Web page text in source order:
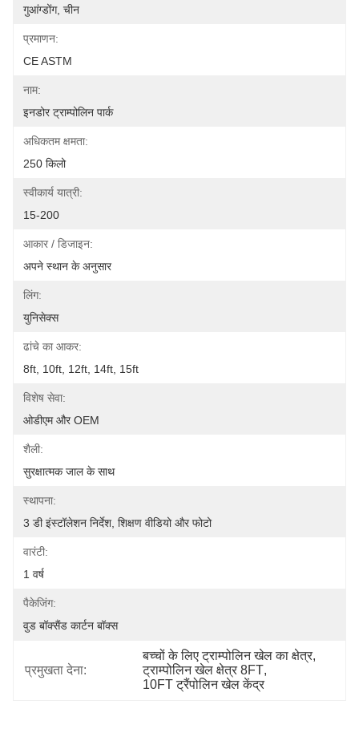
गुआंग्डोंग, चीन
प्रमाणन:
CE ASTM
नाम:
इनडोर ट्राम्पोलिन पार्क
अधिकतम क्षमता:
250 किलो
स्वीकार्य यात्री:
15-200
आकार / डिजाइन:
अपने स्थान के अनुसार
लिंग:
युनिसेक्स
ढांचे का आकर:
8ft, 10ft, 12ft, 14ft, 15ft
विशेष सेवा:
ओडीएम और OEM
शैली:
सुरक्षात्मक जाल के साथ
स्थापना:
3 डी इंस्टॉलेशन निर्देश, शिक्षण वीडियो और फोटो
वारंटी:
1 वर्ष
पैकेजिंग:
वुड बॉक्सैंड कार्टन बॉक्स
प्रमुखता देना:
बच्चों के लिए ट्राम्पोलिन खेल का क्षेत्र,
ट्राम्पोलिन खेल क्षेत्र 8FT,
10FT ट्रैंपोलिन खेल केंद्र